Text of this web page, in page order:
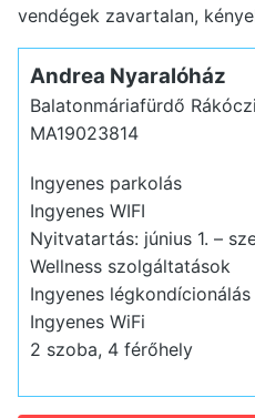
vendégek zavartalan,
Andrea Nyaralóház
Balatonmáriafürdő
MA19023814
Ingyenes parkolás
Ingyenes WIFI
Nyitvatartás: június 1. –
Wellness szolgáltatások
Ingyenes légkondícionálás
Ingyenes WiFi
2 szoba, 4 férőhely